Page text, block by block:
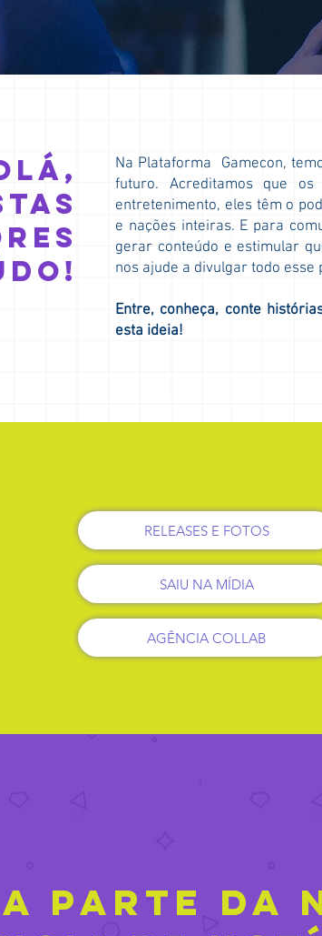
Na Plataforma Gamecon,
futuro. Acreditamos que
entretenimento, eles têm o
e nações inteiras. E para
gerar conteúdo e estimular
nos ajude a divulgar todo esse
Entre, conheça, conte
esta ideia!
RELEASES E FOTOS
SAIU NA MÍDIA
AGÊNCIA COLLAB
parte da